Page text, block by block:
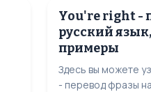
You're right -
русский
примеры
Здесь вы можете
- перевод фразы